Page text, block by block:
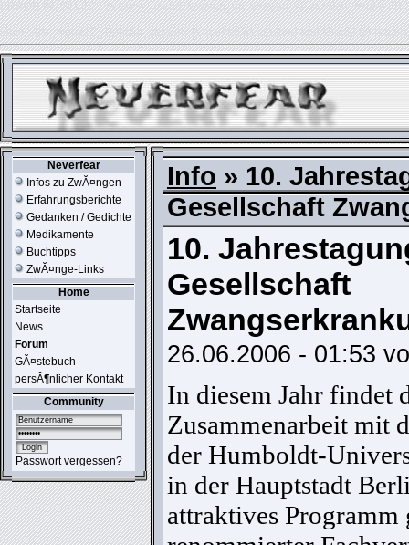
ERROR IN:SELECT session_userid, session_url, session_ip, session_expire
table './usr_web212_1/phpkit_session' is marked as crashed and should be
Neverfear
Infos zu ZwĂ¤ngen
Erfahrungsberichte
Gedanken / Gedichte
Medikamente
Buchtipps
ZwĂ¤nge-Links
Home
Startseite
News
Forum
GĂ¤stebuch
persĂ¶nlicher Kontakt
Community
Passwort vergessen?
Info » 10.
Gesellschaft
10. Jahrestagung der Deutschen
Gesellschaft
26.06.2006 - 01:53
In diesem Jahr findet
Zusammenarbeit mit
der Humboldt-
in der Hauptstadt
attraktives Programm